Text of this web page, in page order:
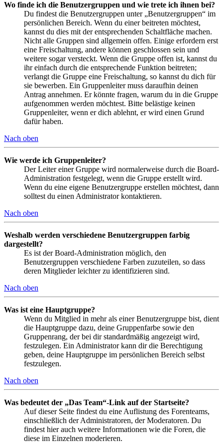
Wo finde ich die Benutzergruppen und wie trete ich ihnen bei?
Du findest die Benutzergruppen unter „Benutzergruppen“ im
persönlichen Bereich. Wenn du einer beitreten möchtest,
kannst du dies mit der entsprechenden Schaltfläche machen.
Nicht alle Gruppen sind allgemein offen. Einige erfordern erst
eine Freischaltung, andere können geschlossen sein und
weitere sogar versteckt. Wenn die Gruppe offen ist, kannst du
ihr einfach durch die entsprechende Funktion beitreten;
verlangt die Gruppe eine Freischaltung, so kannst du dich für
sie bewerben. Ein Gruppenleiter muss daraufhin deinen
Antrag annehmen. Er könnte fragen, warum du in die Gruppe
aufgenommen werden möchtest. Bitte belästige keinen
Gruppenleiter, wenn er dich ablehnt, er wird einen Grund
dafür haben.
Nach oben
Wie werde ich Gruppenleiter?
Der Leiter einer Gruppe wird normalerweise durch die Board-
Administration festgelegt, wenn die Gruppe erstellt wird.
Wenn du eine eigene Benutzergruppe erstellen möchtest, dann
solltest du einen Administrator kontaktieren.
Nach oben
Weshalb werden verschiedene Benutzergruppen farbig
dargestellt?
Es ist der Board-Administration möglich, den
Benutzergruppen verschiedene Farben zuzuteilen, so dass
deren Mitglieder leichter zu identifizieren sind.
Nach oben
Was ist eine Hauptgruppe?
Wenn du Mitglied in mehr als einer Benutzergruppe bist, dient
die Hauptgruppe dazu, deine Gruppenfarbe sowie den
Gruppenrang, der bei dir standardmäßig angezeigt wird,
festzulegen. Ein Administrator kann dir die Berechtigung
geben, deine Hauptgruppe im persönlichen Bereich selbst
festzulegen.
Nach oben
Was bedeutet der „Das Team“-Link auf der Startseite?
Auf dieser Seite findest du eine Auflistung des Forenteams,
einschließlich der Administratoren, der Moderatoren. Du
findest hier auch weitere Informationen wie die Foren, die
diese im Einzelnen moderieren.